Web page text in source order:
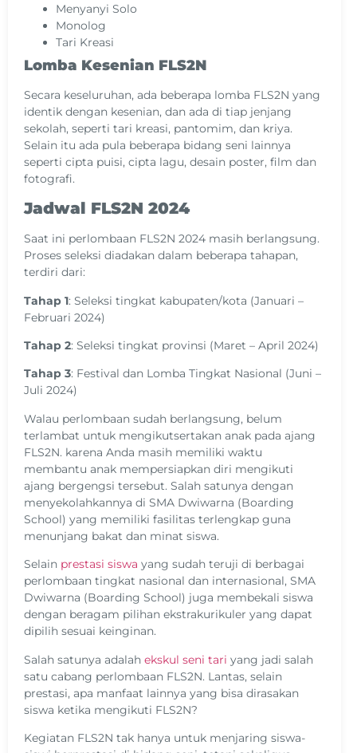
Menyanyi Solo
Monolog
Tari Kreasi
Lomba Kesenian FLS2N
Secara keseluruhan, ada beberapa lomba FLS2N yang
identik dengan kesenian, dan ada di tiap jenjang
sekolah, seperti tari kreasi, pantomim, dan kriya.
Selain itu ada pula beberapa bidang seni lainnya
seperti cipta puisi, cipta lagu, desain poster, film dan
fotografi.
Jadwal FLS2N 2024
Saat ini perlombaan FLS2N 2024 masih berlangsung.
Proses seleksi diadakan dalam beberapa tahapan,
terdiri dari:
Tahap 1: Seleksi tingkat kabupaten/kota (Januari –
Februari 2024)
Tahap 2: Seleksi tingkat provinsi (Maret – April 2024)
Tahap 3: Festival dan Lomba Tingkat Nasional (Juni –
Juli 2024)
Walau perlombaan sudah berlangsung, belum
terlambat untuk mengikutsertakan anak pada ajang
FLS2N. karena Anda masih memiliki waktu
membantu anak mempersiapkan diri mengikuti
ajang bergengsi tersebut. Salah satunya dengan
menyekolahkannya di SMA Dwiwarna (Boarding
School) yang memiliki fasilitas terlengkap guna
menunjang bakat dan minat siswa.
Selain prestasi siswa yang sudah teruji di berbagai
perlombaan tingkat nasional dan internasional, SMA
Dwiwarna (Boarding School) juga membekali siswa
dengan beragam pilihan ekstrakurikuler yang dapat
dipilih sesuai keinginan.
Salah satunya adalah ekskul seni tari yang jadi salah
satu cabang perlombaan FLS2N. Lantas, selain
prestasi, apa manfaat lainnya yang bisa dirasakan
siswa ketika mengikuti FLS2N?
Kegiatan FLS2N tak hanya untuk menjaring siswa-